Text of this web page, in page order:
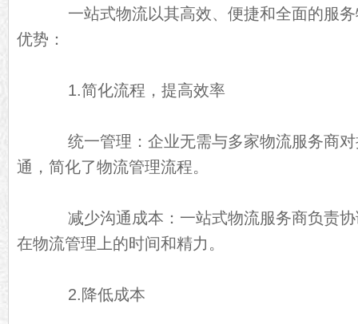
一站式物流以其高效、便捷和全面的服务
优势：
1.简化流程，提高效率
统一管理：企业无需与多家物流服务商对
通，简化了物流管理流程。
减少沟通成本：一站式物流服务商负责协
在物流管理上的时间和精力。
2.降低成本